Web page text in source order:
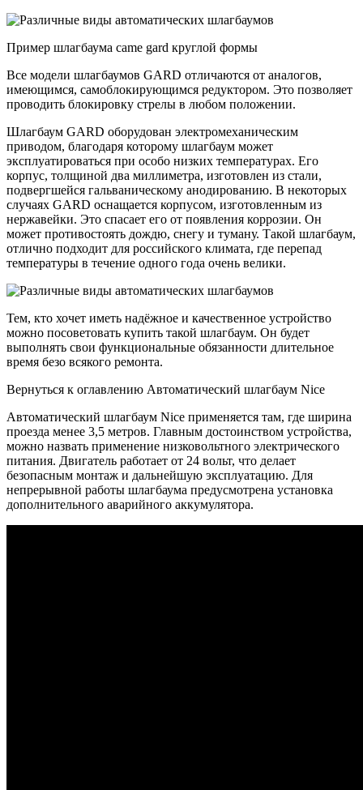
Пример шлагбаума came gard круглой формы
Все модели шлагбаумов GARD отличаются от аналогов,
имеющимся, самоблокирующимся редуктором. Это позволяет
проводить блокировку стрелы в любом положении.
Шлагбаум GARD оборудован электромеханическим
приводом, благодаря которому шлагбаум может
эксплуатироваться при особо низких температурах. Его
корпус, толщиной два миллиметра, изготовлен из стали,
подвергшейся гальваническому анодированию. В некоторых
случаях GARD оснащается корпусом, изготовленным из
нержавейки. Это спасает его от появления коррозии. Он
может противостоять дождю, снегу и туману. Такой шлагбаум,
отлично подходит для российского климата, где перепад
температуры в течение одного года очень велики.
Тем, кто хочет иметь надёжное и качественное устройство
можно посоветовать купить такой шлагбаум. Он будет
выполнять свои функциональные обязанности длительное
время безо всякого ремонта.
Вернуться к оглавлению Автоматический шлагбаум Nice
Автоматический шлагбаум Nice применяется там, где ширина
проезда менее 3,5 метров. Главным достоинством устройства,
можно назвать применение низковольтного электрического
питания. Двигатель работает от 24 вольт, что делает
безопасным монтаж и дальнейшую эксплуатацию. Для
непрерывной работы шлагбаума предусмотрена установка
дополнительного аварийного аккумулятора.